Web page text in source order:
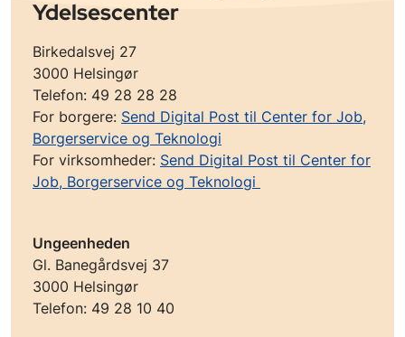
Ydelsescenter
Birkedalsvej 27
3000 Helsingør
Telefon: 49 28 28 28
For borgere: Send Digital Post til Center for Job,
Borgerservice og Teknologi
For virksomheder: Send Digital Post til Center for
Job, Borgerservice og Teknologi
Ungeenheden
Gl. Banegårdsvej 37
3000 Helsingør
Telefon: 49 28 10 40